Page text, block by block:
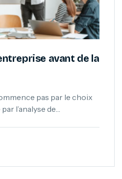
avant de la
pas par le choix
l’analyse de
entreprise avant de la
numérique cohérent.